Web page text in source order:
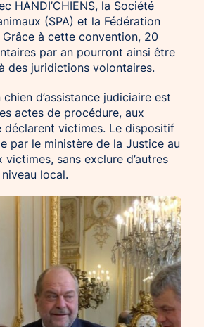
HANDI’CHIENS, la Société
(SPA) et la Fédération
à cette convention, 20
par an pourront ainsi être
des juridictions volontaires.
chien d’assistance judiciaire est
actes de procédure, aux
déclarent victimes. Le dispositif
par le ministère de la Justice au
victimes, sans exclure d’autres
local.